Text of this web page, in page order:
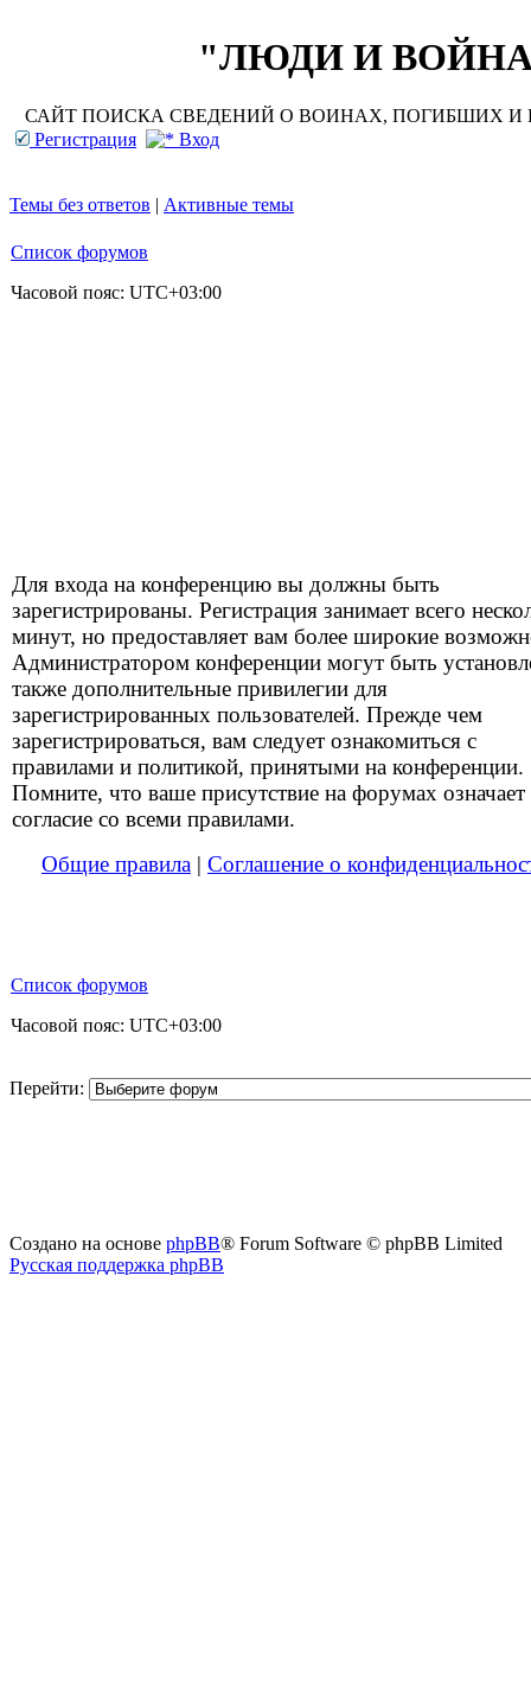
"ЛЮДИ И ВОЙНА"
САЙТ ПОИСКА СВЕДЕНИЙ О ВОИНАХ, ПОГИБШИХ И
Регистрация
Вход
Темы без ответов | Активные темы
Список форумов
Часовой пояс: UTC+03:00
Для входа на конференцию вы должны быть
зарегистрированы. Регистрация занимает всего
минут, но предоставляет вам более широкие
Администратором конференции могут быть
также дополнительные привилегии для
зарегистрированных пользователей. Прежде чем
зарегистрироваться, вам следует ознакомиться с
правилами и политикой, принятыми на конференции.
Помните, что ваше присутствие на форумах означает
согласие со всеми правилами.
Общие правила | Соглашение о
Список форумов
Часовой пояс: UTC+03:00
Перейти:
Создано на основе phpBB® Forum Software © phpBB Limited
Русская поддержка phpBB